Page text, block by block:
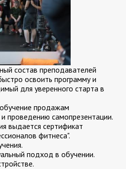
состав преподавателей
освоить программу и
для уверенного старта в
продажам
и проведению самопрезентации.
выдается сертификат
фитнеса".
подход в обучении.